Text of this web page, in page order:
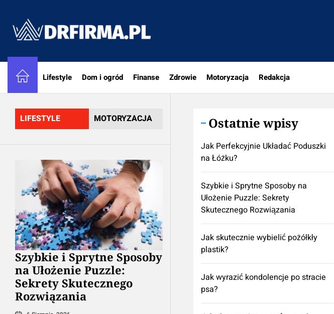
content
Lifestyle Dom i ogród Finanse Zdrowie Motoryzacja Redakcja
LIFESTYLE MOTORYZACJA
Szybkie i Sprytne Sposoby
na Ułożenie Puzzle:
Sekrety Skutecznego
Rozwiązania
Ostatnie wpisy
Jak Perfekcyjnie Układać Poduszki
na Łóżku?
Szybkie i Sprytne Sposoby na
Ułożenie Puzzle: Sekrety
Skutecznego Rozwiązania
Jak skutecznie wybielić pożółkły
plastik?
Jak wyrazić kondolencje po stracie
psa?